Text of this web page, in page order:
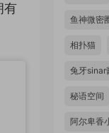
有
鱼神微密
相扑猫
兔牙sinar
秘语空间
阿尔卑香